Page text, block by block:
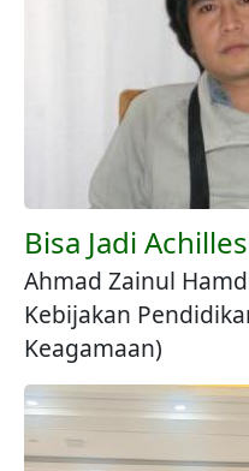
Bisa Jadi
Ahmad Zainul
Kebijakan
Keagamaan)